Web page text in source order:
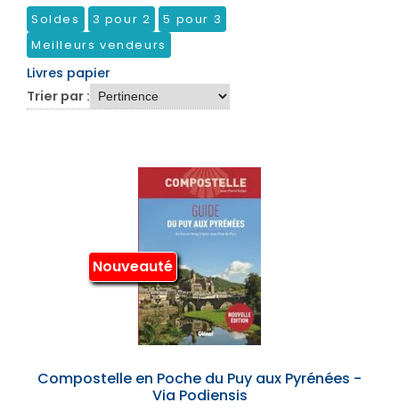
Soldes 3 pour 2
5 pour 3
Meilleurs vendeurs
Livres papier
Trier par :
Nouveauté
Compostelle en Poche du Puy aux Pyrénées -
Via Podiensis